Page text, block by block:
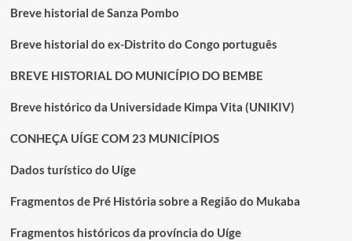
Breve historial de Sanza Pombo
Breve historial do ex-Distrito do Congo português
BREVE HISTORIAL DO MUNICÍPIO DO BEMBE
Breve histórico da Universidade Kimpa Vita (UNIKIV)
CONHEÇA UÍGE COM 23 MUNICÍPIOS
Dados turístico do Uíge
Fragmentos de Pré História sobre a Região do Mukaba
Fragmentos históricos da província do Uíge